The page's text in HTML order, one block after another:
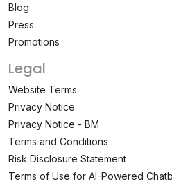
Blog
Press
Promotions
Legal
Website Terms
Privacy Notice
Privacy Notice - BM
Terms and Conditions
Risk Disclosure Statement
Terms of Use for AI-Powered